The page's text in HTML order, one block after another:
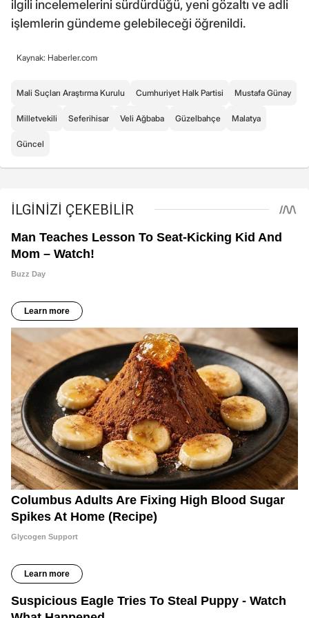
ilgili incelemelerini sürdürdüğü, yeni gözaltı ve adli
işlemlerin gündeme gelebileceği öğrenildi.
Kaynak: Haberler.com
Mali Suçları Araştırma Kurulu Cumhuriyet Halk Partisi Mustafa Günay
Milletvekili Seferihisar Veli Ağbaba Güzelbahçe Malatya
Güncel